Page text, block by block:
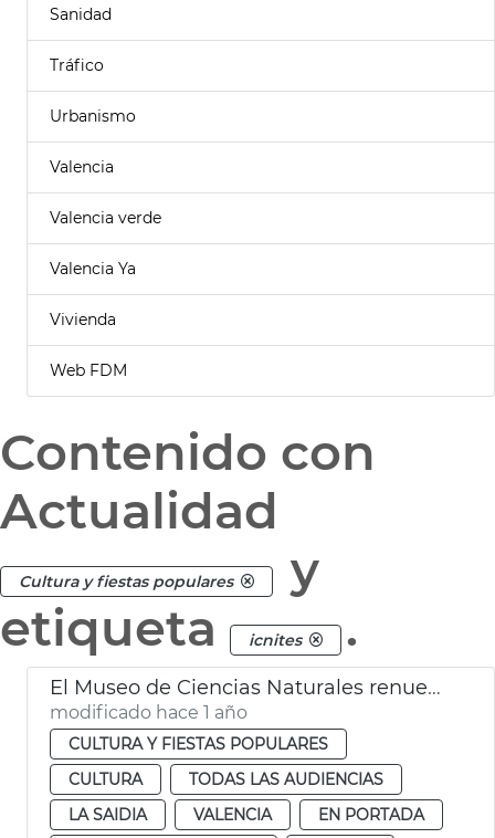
Sanidad
Tráfico
Urbanismo
Valencia
Valencia verde
Valencia Ya
Vivienda
Web FDM
Contenido con
Actualidad
Cultura y fiestas populares
y
etiqueta
icnites .
El Museo de Ciencias Naturales renueva parte de su museografía
modificado hace 1 año
CULTURA Y FIESTAS POPULARES
CULTURA
TODAS LAS AUDIENCIAS
LA SAIDIA
VALENCIA
EN PORTADA